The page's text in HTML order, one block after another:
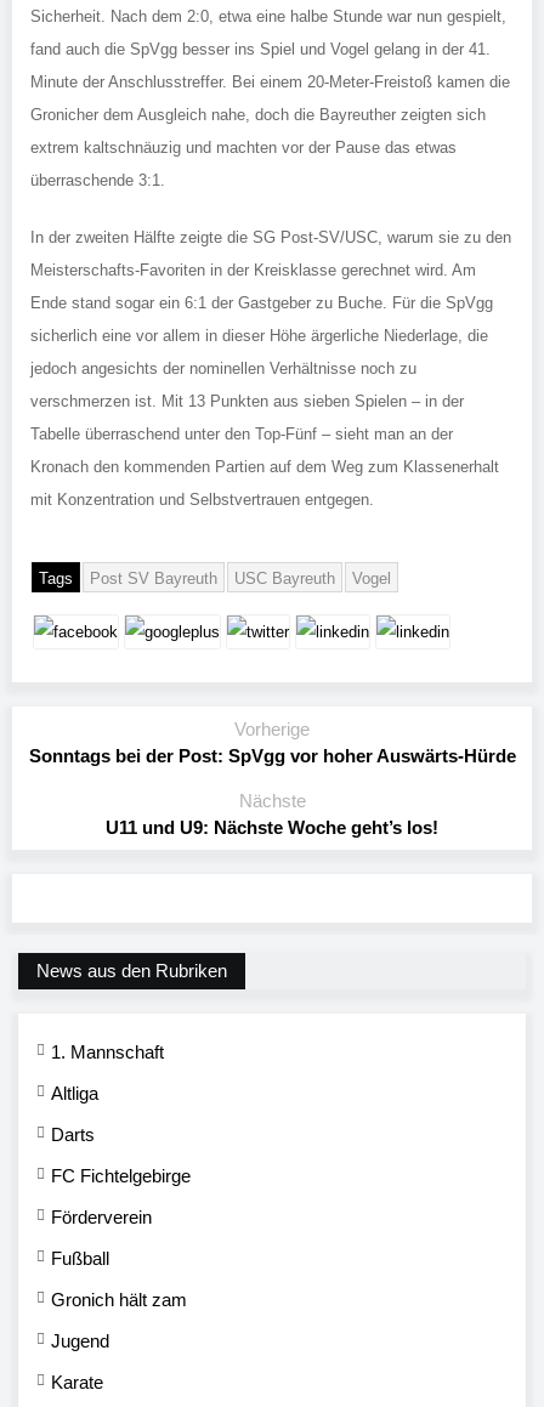
Sicherheit. Nach dem 2:0, etwa eine halbe Stunde war nun gespielt,
fand auch die SpVgg besser ins Spiel und Vogel gelang in der 41.
Minute der Anschlusstreffer. Bei einem 20-Meter-Freistoß kamen die
Gronicher dem Ausgleich nahe, doch die Bayreuther zeigten sich
extrem kaltschnäuzig und machten vor der Pause das etwas
überraschende 3:1.
In der zweiten Hälfte zeigte die SG Post-SV/USC, warum sie zu den
Meisterschafts-Favoriten in der Kreisklasse gerechnet wird. Am
Ende stand sogar ein 6:1 der Gastgeber zu Buche. Für die SpVgg
sicherlich eine vor allem in dieser Höhe ärgerliche Niederlage, die
jedoch angesichts der nominellen Verhältnisse noch zu
verschmerzen ist. Mit 13 Punkten aus sieben Spielen – in der
Tabelle überraschend unter den Top-Fünf – sieht man an der
Kronach den kommenden Partien auf dem Weg zum Klassenerhalt
mit Konzentration und Selbstvertrauen entgegen.
Tags Post SV Bayreuth USC Bayreuth Vogel
Vorherige
Sonntags bei der Post: SpVgg vor hoher Auswärts-Hürde
Nächste
U11 und U9: Nächste Woche geht’s los!
News aus den Rubriken
1. Mannschaft
Altliga
Darts
FC Fichtelgebirge
Förderverein
Fußball
Gronich hält zam
Jugend
Karate